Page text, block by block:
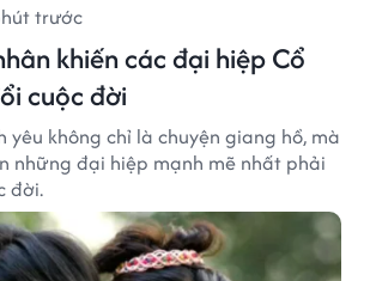
trước
khiến các đại hiệp Cổ
cuộc đời
yêu không chỉ là chuyện giang hồ, mà
những đại hiệp mạnh mẽ nhất phải
đời.